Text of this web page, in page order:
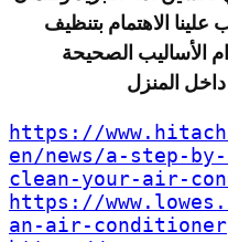
علينا الاهتمام بتنظيف
الأساليب الصحيحة
https://
en/news/a-step-
clean-your-air-
https://
an-air-conditioner